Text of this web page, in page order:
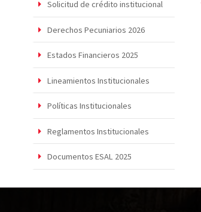
Solicitud de crédito institucional
Derechos Pecuniarios 2026
Estados Financieros 2025
Lineamientos Institucionales
Políticas Institucionales
Reglamentos Institucionales
Documentos ESAL 2025